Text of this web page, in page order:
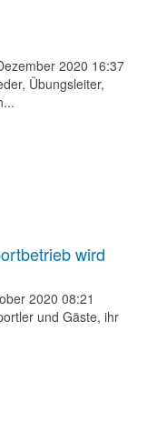
2020 16:37
Übungsleiter,
wird
2020 08:21
und Gäste, ihr